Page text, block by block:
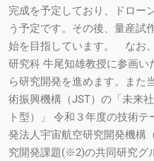
完成を予定しており、ドロー
う予定です。その後、量産試
始を目指しています。 なお
研究科 牛尾知雄教授に参画
ら研究開発を進めます。また
術振興機構（JST）の「未来
ト型）」 令和３年度の技術
発法人宇宙航空研究開発機構
究開発課題(※2)の共同研究グ